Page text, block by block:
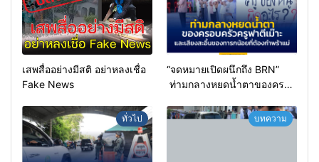
เสพสื่ออย่างมีสติ อย่าหลงเชื่อ
Fake News
“จดหมายเปิดผนึกถึง BRN”
ท่ามกลางหยดน้ำตาของครอบ
สะอื้นของทารกน้อยที่ต้อง
ทั่วไป บทความ